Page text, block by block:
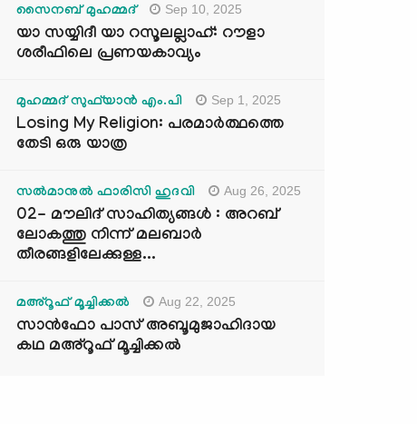
സൈനബ് മുഹമ്മദ് Sep 10, 2025
യാ സയ്യിദീ യാ റസൂലല്ലാഹ്: റൗളാ
ശരീഫിലെ പ്രണയകാവ്യം
മുഹമ്മദ് സുഫ്‌യാൻ എം.പി Sep 1, 2025
Losing My Religion: പരമാർത്ഥത്തെ
തേടി ഒരു യാത്ര
സൽമാനുൽ ഫാരിസി ഹുദവി Aug 26, 2025
02- മൗലിദ് സാഹിത്യങ്ങൾ : അറബ്
ലോകത്തു നിന്ന് മലബാർ
തീരങ്ങളിലേക്കുള്ള...
മഅ്റൂഫ് മൂച്ചിക്കല്‍ Aug 22, 2025
സാൻഫോ പാസ് അബൂമുജാഹിദായ
കഥ മഅ്റൂഫ് മൂച്ചിക്കല്‍